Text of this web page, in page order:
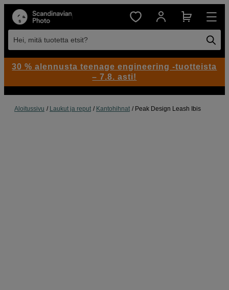
Hei, mitä tuotetta etsit?
Aloitussivu Laukut ja reput Kantohihnat Peak Design Leash Ibis
30 % alennusta teenage engineering -tuotteista
– 7.8. asti!